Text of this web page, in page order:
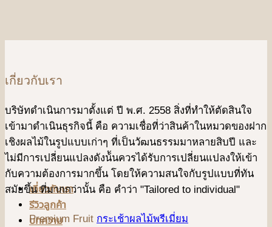
เกี่ยวกับเรา
รีวิวลูกค้า
บทความ
เกี่ยวกับเรา
บริษัทดําเนินการมาตั้งแต่ ปี พ.ศ. 2558 สิ่งที่ทำให้ตัดสินใจ
เข้ามาดําเนินธุรกิจนี้ คือ ความเชื่อที่ว่าสินค้าในหมวดของฝาก
เชิงผลไม้ในรูปแบบเก่าๆ ที่เป็นวัฒนธรรมมาหลายสิบปี และ
ไม่มีการเปลี่ยนแปลงดังน้ันควรได้รับการเปลี่ยนแปลงให้เข้า
กับความต้องการมากขึ้น โดยให้ความสนใจกับรูปแบบที่ทัน
สมัยขึ้น ที่มากกว่านั้น คือ คําว่า "Tailored to individual"
Premium Fruit กระเช้าผลไม้พรีเมี่ยม